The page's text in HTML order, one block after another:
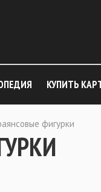
КУПИТЬ
фигурки